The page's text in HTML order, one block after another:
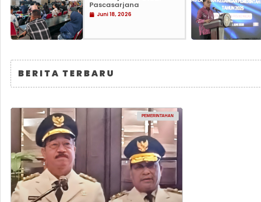
Pascasarjana
Juni 18, 2026
BERITA TERBARU
PEMERINTAHAN